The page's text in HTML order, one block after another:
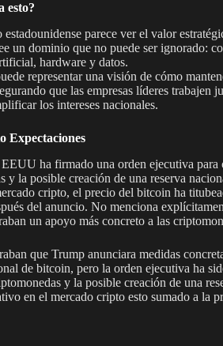
esto?
estadounidense parece ver el valor
un dominio que no puede ser ignorado:
hardware y datos.
representar una visión de cómo
que las empresas líderes trabajen
los intereses nacionales.
Expectaciones
ha firmado una orden ejecutiva
y la posible creación de una reserva
cripto, el precio del bitcoin ha
del anuncio. No menciona
un apoyo más concreto a las
que Trump anunciara medidas
de bitcoin, pero la orden ejecutiva ha
y la posible creación de una
en el mercado cripto esto sumado a la